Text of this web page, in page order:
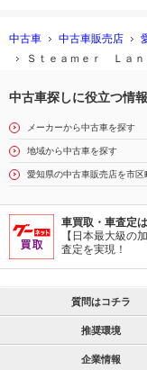
中古車 中古車販売店
Ｓｔｅａｍｅｒ Ｌａ
中古車探しに役立つ情報
メーカーから中古車を探す
地域から中古車を探す
愛知県の中古車販売店を市区
車買取・車査定
【日本最大級の
査定を実現！
質問はコチラ
推奨環境
企業情報